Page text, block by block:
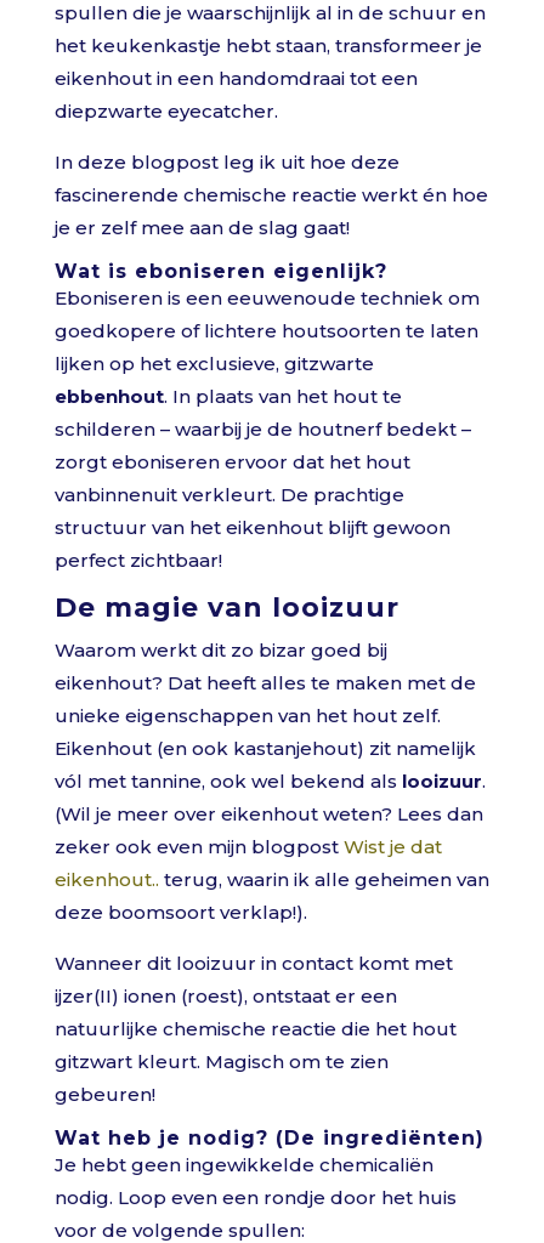
spullen die je waarschijnlijk al in de schuur en
het keukenkastje hebt staan, transformeer je
eikenhout in een handomdraai tot een
diepzwarte eyecatcher.
In deze blogpost leg ik uit hoe deze
fascinerende chemische reactie werkt én hoe
je er zelf mee aan de slag gaat!
Wat is eboniseren eigenlijk?
Eboniseren is een eeuwenoude techniek om
goedkopere of lichtere houtsoorten te laten
lijken op het exclusieve, gitzwarte
ebbenhout. In plaats van het hout te
schilderen – waarbij je de houtnerf bedekt –
zorgt eboniseren ervoor dat het hout
vanbinnenuit verkleurt. De prachtige
structuur van het eikenhout blijft gewoon
perfect zichtbaar!
De magie van looizuur
Waarom werkt dit zo bizar goed bij
eikenhout? Dat heeft alles te maken met de
unieke eigenschappen van het hout zelf.
Eikenhout (en ook kastanjehout) zit namelijk
vól met tannine, ook wel bekend als looizuur.
(Wil je meer over eikenhout weten? Lees dan
zeker ook even mijn blogpost Wist je dat
eikenhout.. terug, waarin ik alle geheimen van
deze boomsoort verklap!).
Wanneer dit looizuur in contact komt met
ijzer(II) ionen (roest), ontstaat er een
natuurlijke chemische reactie die het hout
gitzwart kleurt. Magisch om te zien
gebeuren!
Wat heb je nodig? (De ingrediënten)
Je hebt geen ingewikkelde chemicaliën
nodig. Loop even een rondje door het huis
voor de volgende spullen: